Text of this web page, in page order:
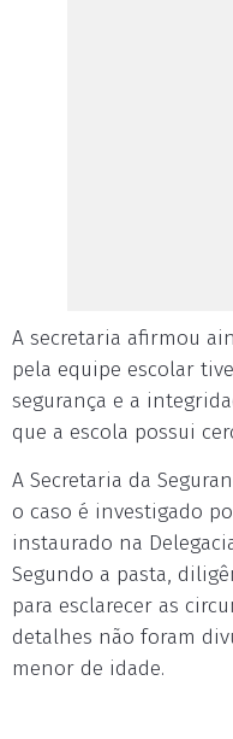
A secretaria afirmou
pela equipe escolar
segurança e a
que a escola possui
A Secretaria da
o caso é investigado
instaurado na
Segundo a pasta,
para esclarecer as
detalhes não foram
menor de idade.